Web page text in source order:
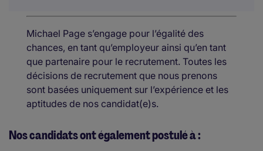
Michael Page s’engage pour l’égalité des
chances, en tant qu’employeur ainsi qu’en tant
que partenaire pour le recrutement. Toutes les
décisions de recrutement que nous prenons
sont basées uniquement sur l’expérience et les
aptitudes de nos candidat(e)s.
Nos candidats ont également postulé à :